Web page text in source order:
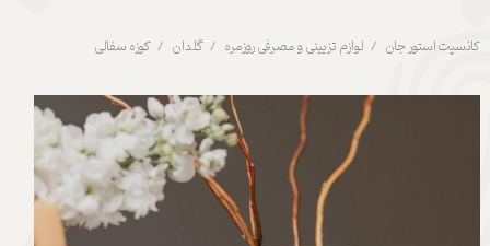
کانسپت استور جان لوازم تزیینی و مصرفی روزمره گلدان کوزه سفالی